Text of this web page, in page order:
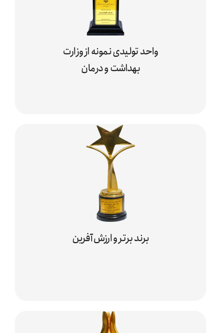
واحد تولیدی نمونه از وزارت
بهداشت و درمان
برند برتر و ارزش آفرین